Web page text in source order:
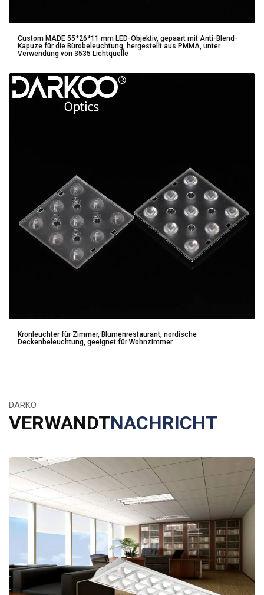
Custom MADE 55*26*11 mm LED-Objektiv, gepaart mit Anti-Blend-
Kapuze für die Bürobeleuchtung, hergestellt aus PMMA, unter
Verwendung von 3535 Lichtquelle
Kronleuchter für Zimmer, Blumenrestaurant, nordische
Deckenbeleuchtung, geeignet für Wohnzimmer.
DARKO
VERWANDTNACHRICHT